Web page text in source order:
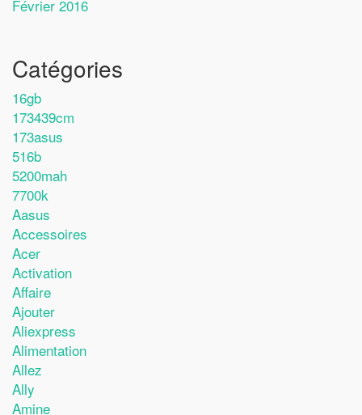
Février 2016
Catégories
16gb
173439cm
173asus
516b
5200mah
7700k
Aasus
Accessoires
Acer
Activation
Affaire
Ajouter
Aliexpress
Alimentation
Allez
Ally
Amine